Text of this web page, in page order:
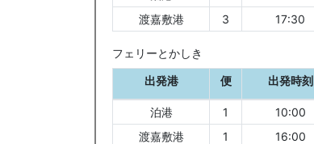
渡嘉敷港
3 17:30
フェリーとかしき
出発港
便 出発時刻
泊港 1 10:00
渡嘉敷港
1 16:00